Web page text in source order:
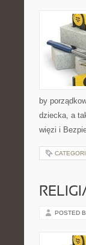
by
dziecka, a
więzi i
POSTED